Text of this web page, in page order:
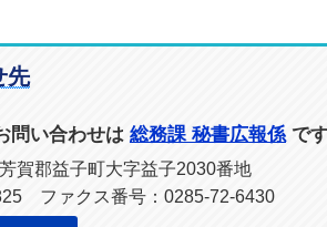
先
問い合わせは 総務課 秘書広報係 です
賀郡益子町大字益子2030番地
ファクス番号：0285-72-6430